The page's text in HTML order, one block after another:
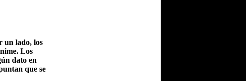
un lado, los
Los
dato en
que se